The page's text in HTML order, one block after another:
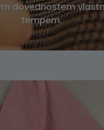
dovednostem
tempem.